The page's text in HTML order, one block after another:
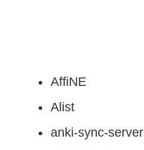
AffiNE
Alist
anki-sync-server